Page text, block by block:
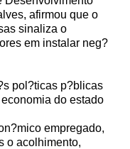
afirmou que o
sinaliza o
em instalar neg?
pol?ticas p?blicas
do estado
empregado,
o acolhimento,